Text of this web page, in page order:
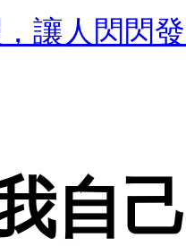
讓人閃閃
自